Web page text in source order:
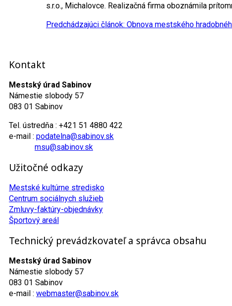
s.r.o., Michalovce. Realizačná firma oboznámila
Predchádzajúci článok: Obnova mestského
Kontakt
Mestský úrad Sabinov
Námestie slobody 57
083 01 Sabinov
Tel. ústredňa : +421 51 4880 422
e-mail : podatelna@sabinov.sk
msu@sabinov.sk
Užitočné odkazy
Mestské kultúrne stredisko
Centrum sociálnych služieb
Zmluvy-faktúry-objednávky
Športový areál
Technický prevádzkovateľ a správca obsahu
Mestský úrad Sabinov
Námestie slobody 57
083 01 Sabinov
e-mail : webmaster@sabinov.sk